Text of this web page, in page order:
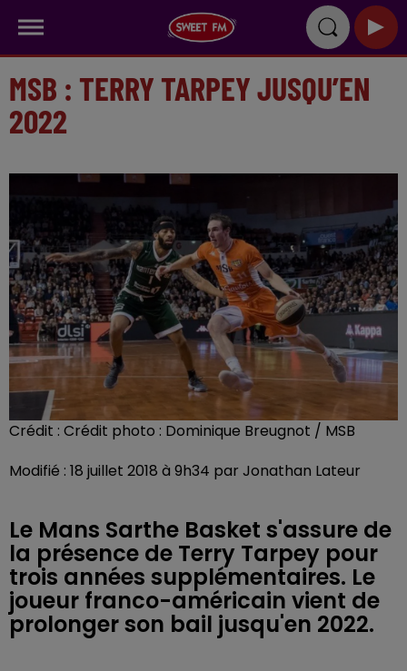
MSB : TERRY TARPEY JUSQU’EN
2022
Crédit : Crédit photo : Dominique Breugnot / MSB
Modifié : 18 juillet 2018 à 9h34 par Jonathan Lateur
Le Mans Sarthe Basket s'assure de
la présence de Terry Tarpey pour
trois années supplémentaires. Le
joueur franco-américain vient de
prolonger son bail jusqu'en 2022.